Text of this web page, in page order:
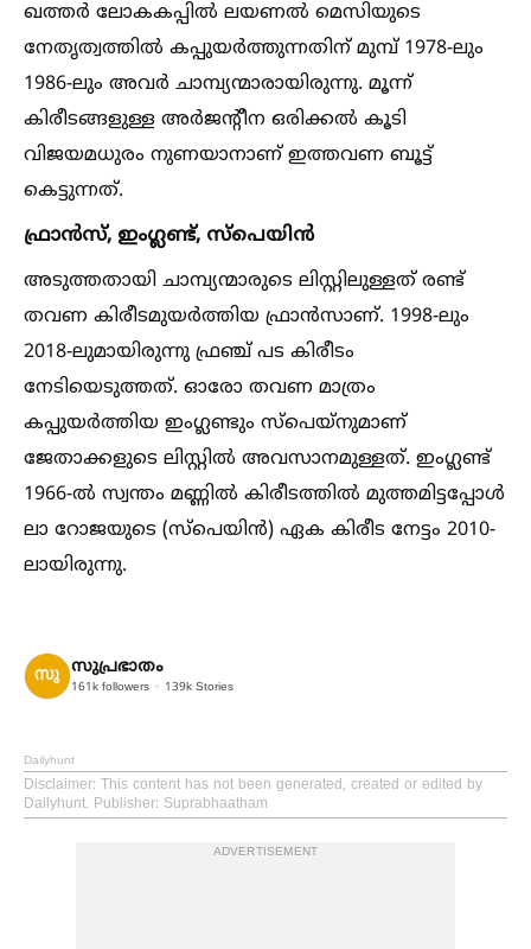
ഖത്തർ ലോകകപ്പില്‍ ലയണല്‍ മെസിയുടെ
നേതൃത്വത്തില്‍ കപ്പുയർത്തുന്നതിന് മുമ്പ് 1978-ലും
1986-ലും അവർ ചാമ്പ്യന്മാരായിരുന്നു. മൂന്ന്
കിരീടങ്ങളുള്ള അർജന്റീന ഒരിക്കല്‍ കൂടി
വിജയമധുരം നുണയാനാണ് ഇത്തവണ ബൂട്ട്
കെട്ടുന്നത്.
ഫ്രാൻസ്, ഇംഗ്ലണ്ട്, സ്പെയിൻ
അടുത്തതായി ചാമ്പ്യന്മാരുടെ ലിസ്റ്റിലുള്ളത് രണ്ട്
തവണ കിരീടമുയർത്തിയ ഫ്രാൻസാണ്. 1998-ലും
2018-ലുമായിരുന്നു ഫ്രഞ്ച് പട കിരീടം
നേടിയെടുത്തത്. ഓരോ തവണ മാത്രം
കപ്പുയർത്തിയ ഇംഗ്ലണ്ടും സ്പെയ്നുമാണ്
ജേതാക്കളുടെ ലിസ്റ്റില്‍ അവസാനമുള്ളത്. ഇംഗ്ലണ്ട്
1966-ല്‍ സ്വന്തം മണ്ണില്‍ കിരീടത്തില്‍ മുത്തമിട്ടപ്പോള്‍
ലാ റോജയുടെ (സ്പെയിൻ) ഏക കിരീട നേട്ടം 2010-
ലായിരുന്നു.
സുപ്രഭാതം
161k followers 139k Stories
Dailyhunt
Disclaimer: This content has not been generated, created or edited by
Dailyhunt. Publisher: Suprabhaatham
ADVERTISEMENT